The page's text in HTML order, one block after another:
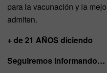
para la vacunación y la
admiten.
+ de 21 AÑOS diciendo
Seguiremos informando…